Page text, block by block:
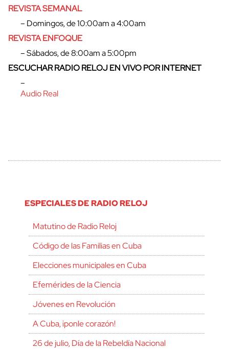
REVISTA SEMANAL
– Domingos, de 10:00am a 4:00am
REVISTA ENFOQUE
– Sábados, de 8:00am a 5:00pm
ESCUCHAR RADIO RELOJ EN VIVO POR INTERNET
–
Audio Real
ESPECIALES DE RADIO RELOJ
Matutino de Radio Reloj
Código de las Familias en Cuba
Elecciones municipales en Cuba
Efemérides de la Ciencia
Jóvenes en Revolución
A Cuba, ¡ponle corazón!
26 de julio, Día de la Rebeldía Nacional